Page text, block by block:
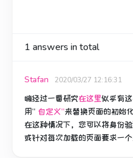
1 answers in total
Stafan 2020/03/27 12:16:31
嗨经过一番研究在这里似乎有
用“ 自定义”来替换页面的初始
在这种情况下，您可以将身份
或针对每次加载的页面要求一个